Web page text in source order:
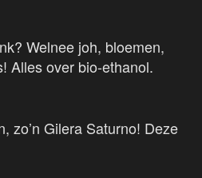
Welnee joh, bloemen,
Alles over bio-ethanol.
zo’n Gilera Saturno! Deze